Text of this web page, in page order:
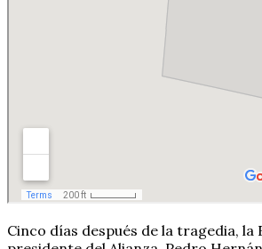
Cinco días después de la tragedia,